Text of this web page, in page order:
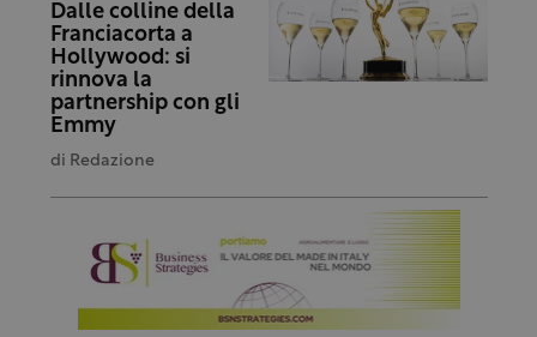
Dalle colline della
Franciacorta a
Hollywood: si
rinnova la
partnership con gli
Emmy
di Redazione